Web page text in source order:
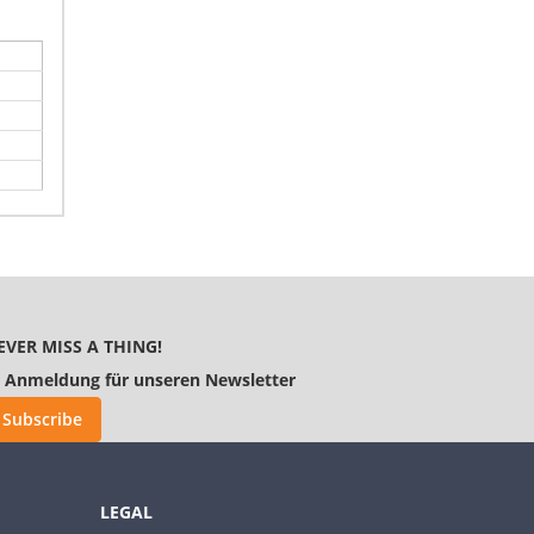
MISS A THING!
Anmeldung für unseren Newsletter
Subscribe
LEGAL